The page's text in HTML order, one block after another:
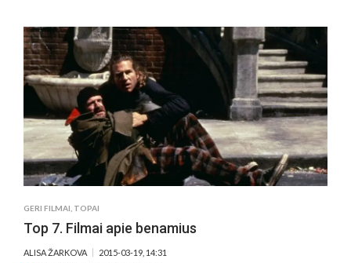
FILMO
ANONSAS
GERI FILMAI, TOPAI
Top 7. Filmai apie benamius
ALISA ŽARKOVA 2015-03-19, 14:31